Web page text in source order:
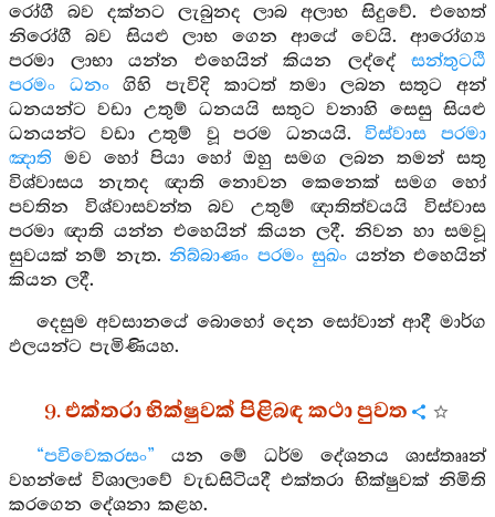
රෝගී බව දක්නට ලැබුනද ලාබ අලාභ සිදුවේ. එහෙත්
නිරෝගී බව සියළු ලාභ ගෙන ආයේ වෙයි. ආරෝග්‍ය
පරමා ලාභා යන්න එහෙයින් කියන ලද්දේ සන්තුටඨි
පරමං ධනංගිහි පැවිදි කාටත් තමා ලබන සතුට අන්
ධනයන්ට වඩා උතුම් ධනයයි සතුට වනාහි සෙසු සියළු
ධනයන්ට වඩා උතුම් වූ පරම ධනයයි.විස්වාස පරමා
ඤාති මව හෝ පියා හෝ ඔහු සමග ලබන තමන් සතු
විශ්වාසය නැතද ඥාති නොවන කෙනෙක් සමග හෝ
පවතින විශ්වාසවන්ත බව උතුම් ඥාතිත්වයයි විස්වාස
පරමා ඥාති යන්න එහෙයින් කියන ලදී. නිවන හා සමවූ
සුවයක් නම් නැත.නිබ්බාණං පරමං සුඛං යන්න එහෙයින්
කියන ලදී.
දෙසුම අවසානයේ බොහෝ දෙන සෝවාන් ආදී මාර්ග
ඵලයන්ට පැමිණියහ.
9. එක්තරා භික්ෂුවක් පිළිබඳ කථා පුවත
“පවිවෙකරසං” යන මේ ධර්ම දේශනය ශාස්තෲන්
වහන්සේ විශාලාවේ වැඩසිටියදී එක්තරා භික්ෂුවක් නිමිති
කරගෙන දේශනා කළහ.